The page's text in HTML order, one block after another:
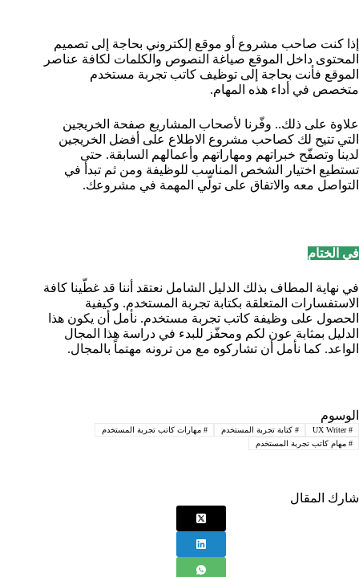
إذا كنت صاحب مشروع أو موقع إلكتروني بحاجة إلى تصميم
المحتوى داخل الموقع صياغة النصوص والكلمات لكافة عناصر
الموقع فأنت بحاجة إلى توظيف كاتب تجربة مستخدم
متخصص في أداء هذه المهام.
علاوة على ذلك.. وفّرنا لأصحاب المشاريع صفحة الخريجين
التي تتيح لك كصاحب مشروع الاطلاع على أفضل الخريجين
لدينا وتصفّح خبراتهم ومهاراتهم وأعمالهم السابقة. حتى
تستطيع اختيار الشخص المناسب للوظيفة ومن ثم تبدأ في
التواصل معه والاتفاق على تولّي المهمة في مشروعك.
في الختام
في نهاية المطاف بذلك الدليل الشامل نعتقد أننا قد غطّينا كافة
الاستفسارات المتعلقة بكتابة تجربة المستخدم. وكيفية
الحصول على وظيفة كاتب تجربة مستخدم. نأمل أن يكون هذا
الدليل بمثابة عون لكم ومحفّز للبدء في دراسة هذا المجال
الواعد. كما نأمل أن تشاركوه مع من ترونه مهتماً بالمجال.
الوسوم
#
UX Writer
# كتابة تجربة المستخدم # مهارات كاتب تجربة المستخدم
# مهام كاتب تجربة المستخدم
شارك المقال